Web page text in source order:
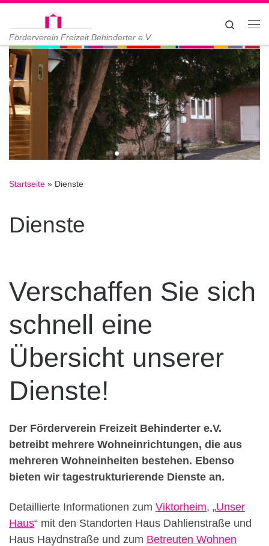
Zum Inhalt springen
Förderverein Freizeit Behinderter e.V.
Search
Startseite » Dienste
Dienste
Verschaffen Sie sich
schnell eine
Übersicht unserer
Dienste!
Der Förderverein Freizeit Behinderter e.V.
betreibt mehrere Wohneinrichtungen, die aus
mehreren Wohneinheiten bestehen. Ebenso
bieten wir tagestrukturierende Dienste an.
Detaillierte Informationen zum Viktorheim, „Unser
Haus“ mit den Standorten Haus Dahlienstraße und
Haus Haydnstraße und zum Betreuten Wohnen